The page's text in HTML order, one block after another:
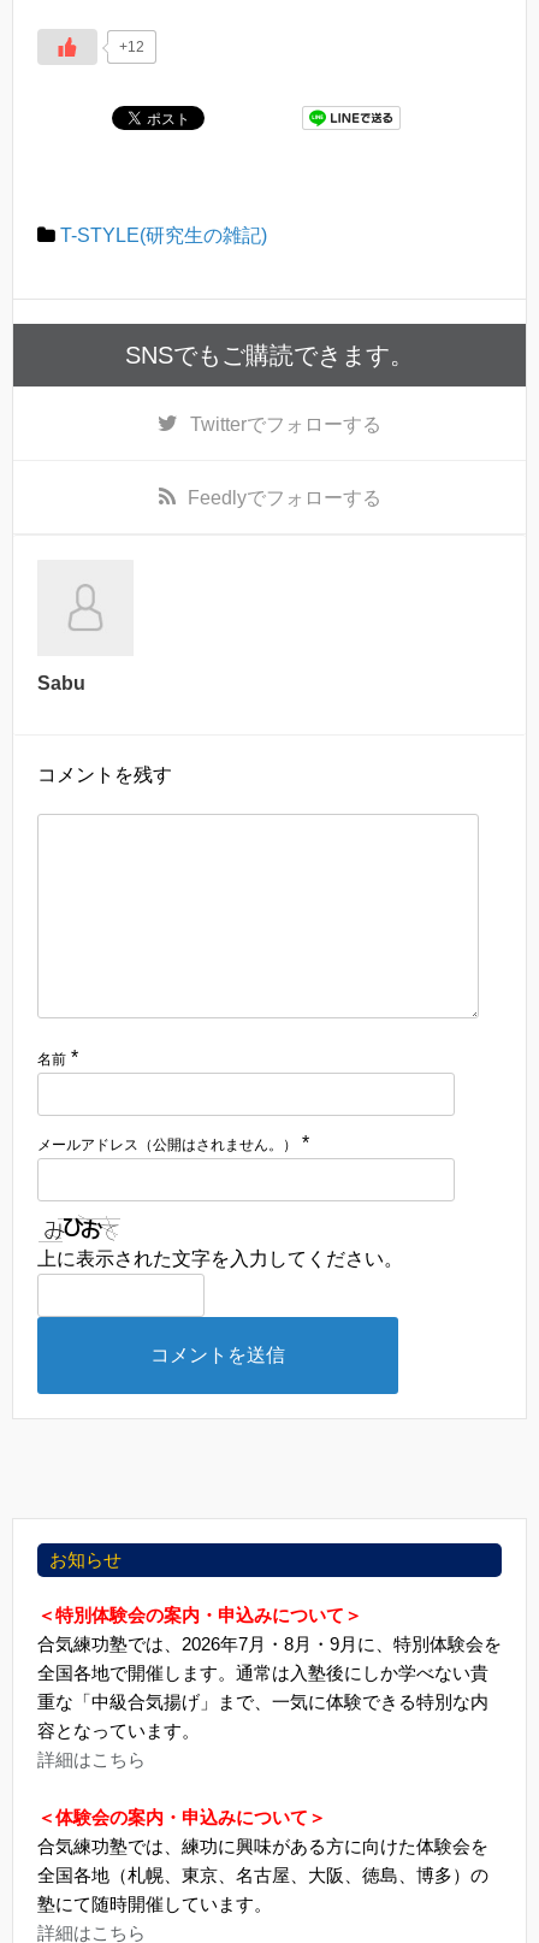
+12
T-STYLE(研究生の雑記)
SNSでもご購読できます。
Twitterでフォローする
Feedlyでフォローする
Sabu
コメントを残す
名前 *
メールアドレス（公開はされません。） *
上に表示された文字を入力してください。
お知らせ
＜特別体験会の案内・申込みについて＞
合気練功塾では、2026年7月・8月・9月に、特別体験会を
全国各地で開催します。通常は入塾後にしか学べない貴
重な「中級合気揚げ」まで、一気に体験できる特別な内
容となっています。
詳細はこちら
＜体験会の案内・申込みについて＞
合気練功塾では、練功に興味がある方に向けた体験会を
全国各地（札幌、東京、名古屋、大阪、徳島、博多）の
塾にて随時開催しています。
詳細はこちら